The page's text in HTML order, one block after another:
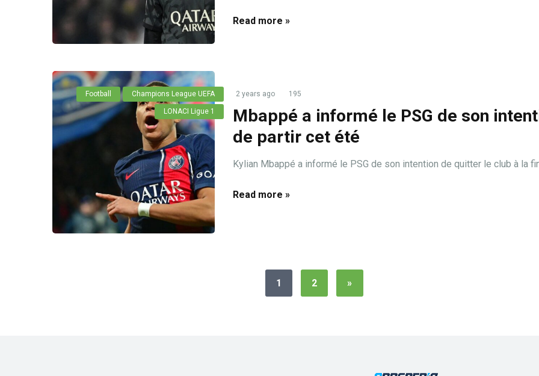
Read more »
Football Champions League UEFA
LONACI Ligue 1
2 years ago 195
Mbappé a informé le PSG de son
de partir cet été
Kylian Mbappé a informé le PSG de son intention de quitter le club à la
Read more »
1 2 »